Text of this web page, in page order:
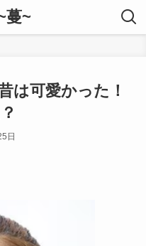
蔓~
は可愛かった！
日